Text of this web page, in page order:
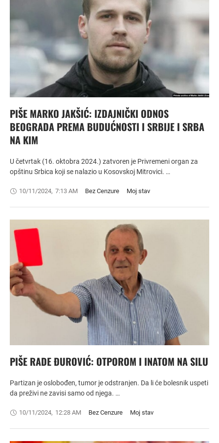
PIŠE MARKO JAKŠIĆ: IZDAJNIČKI ODNOS
BEOGRADA PREMA BUDUĆNOSTI I SRBIJE I SRBA
NA KIM
U četvrtak (16. oktobra 2024.) zatvoren je Privremeni organ za
opštinu Srbica koji se nalazio u Kosovskoj Mitrovici. …
10/11/2024, 7:13 AM Bez Cenzure Moj stav
PIŠE RADE ĐUROVIĆ: OTPOROM I INATOM NA SILU
Partizan je oslobođen, tumor je odstranjen. Da li će bolesnik uspeti
da preživi ne zavisi samo od njega. …
10/11/2024, 12:28 AM Bez Cenzure Moj stav